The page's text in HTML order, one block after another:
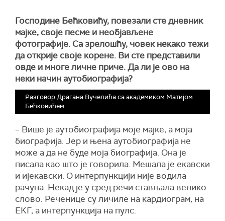
Господине Бећковићу, повезали сте дневник
мајке, своје песме и необјављене
фотографије. Са зрелошћу, човек некако тежи
да открије своје корене. Ви сте представили
овде и многе личне приче. Да ли је ово на
неки начин аутобиографија?
Разговор Драгана Вучелића са академиком Матијом
Бећковићем
– Више је аутобиографија моје мајке, а моја
биографија. Јер и њена аутобиографија не
може а да не буде моја биографија. Она је
писала као што је говорила. Мешала је екавски
и ијекавски. О интерпункцији није водила
рачуна. Некад је у сред речи стављала велико
слово. Реченице су личиле на кардиограм, на
ЕКГ, а интерпункција на пулс.